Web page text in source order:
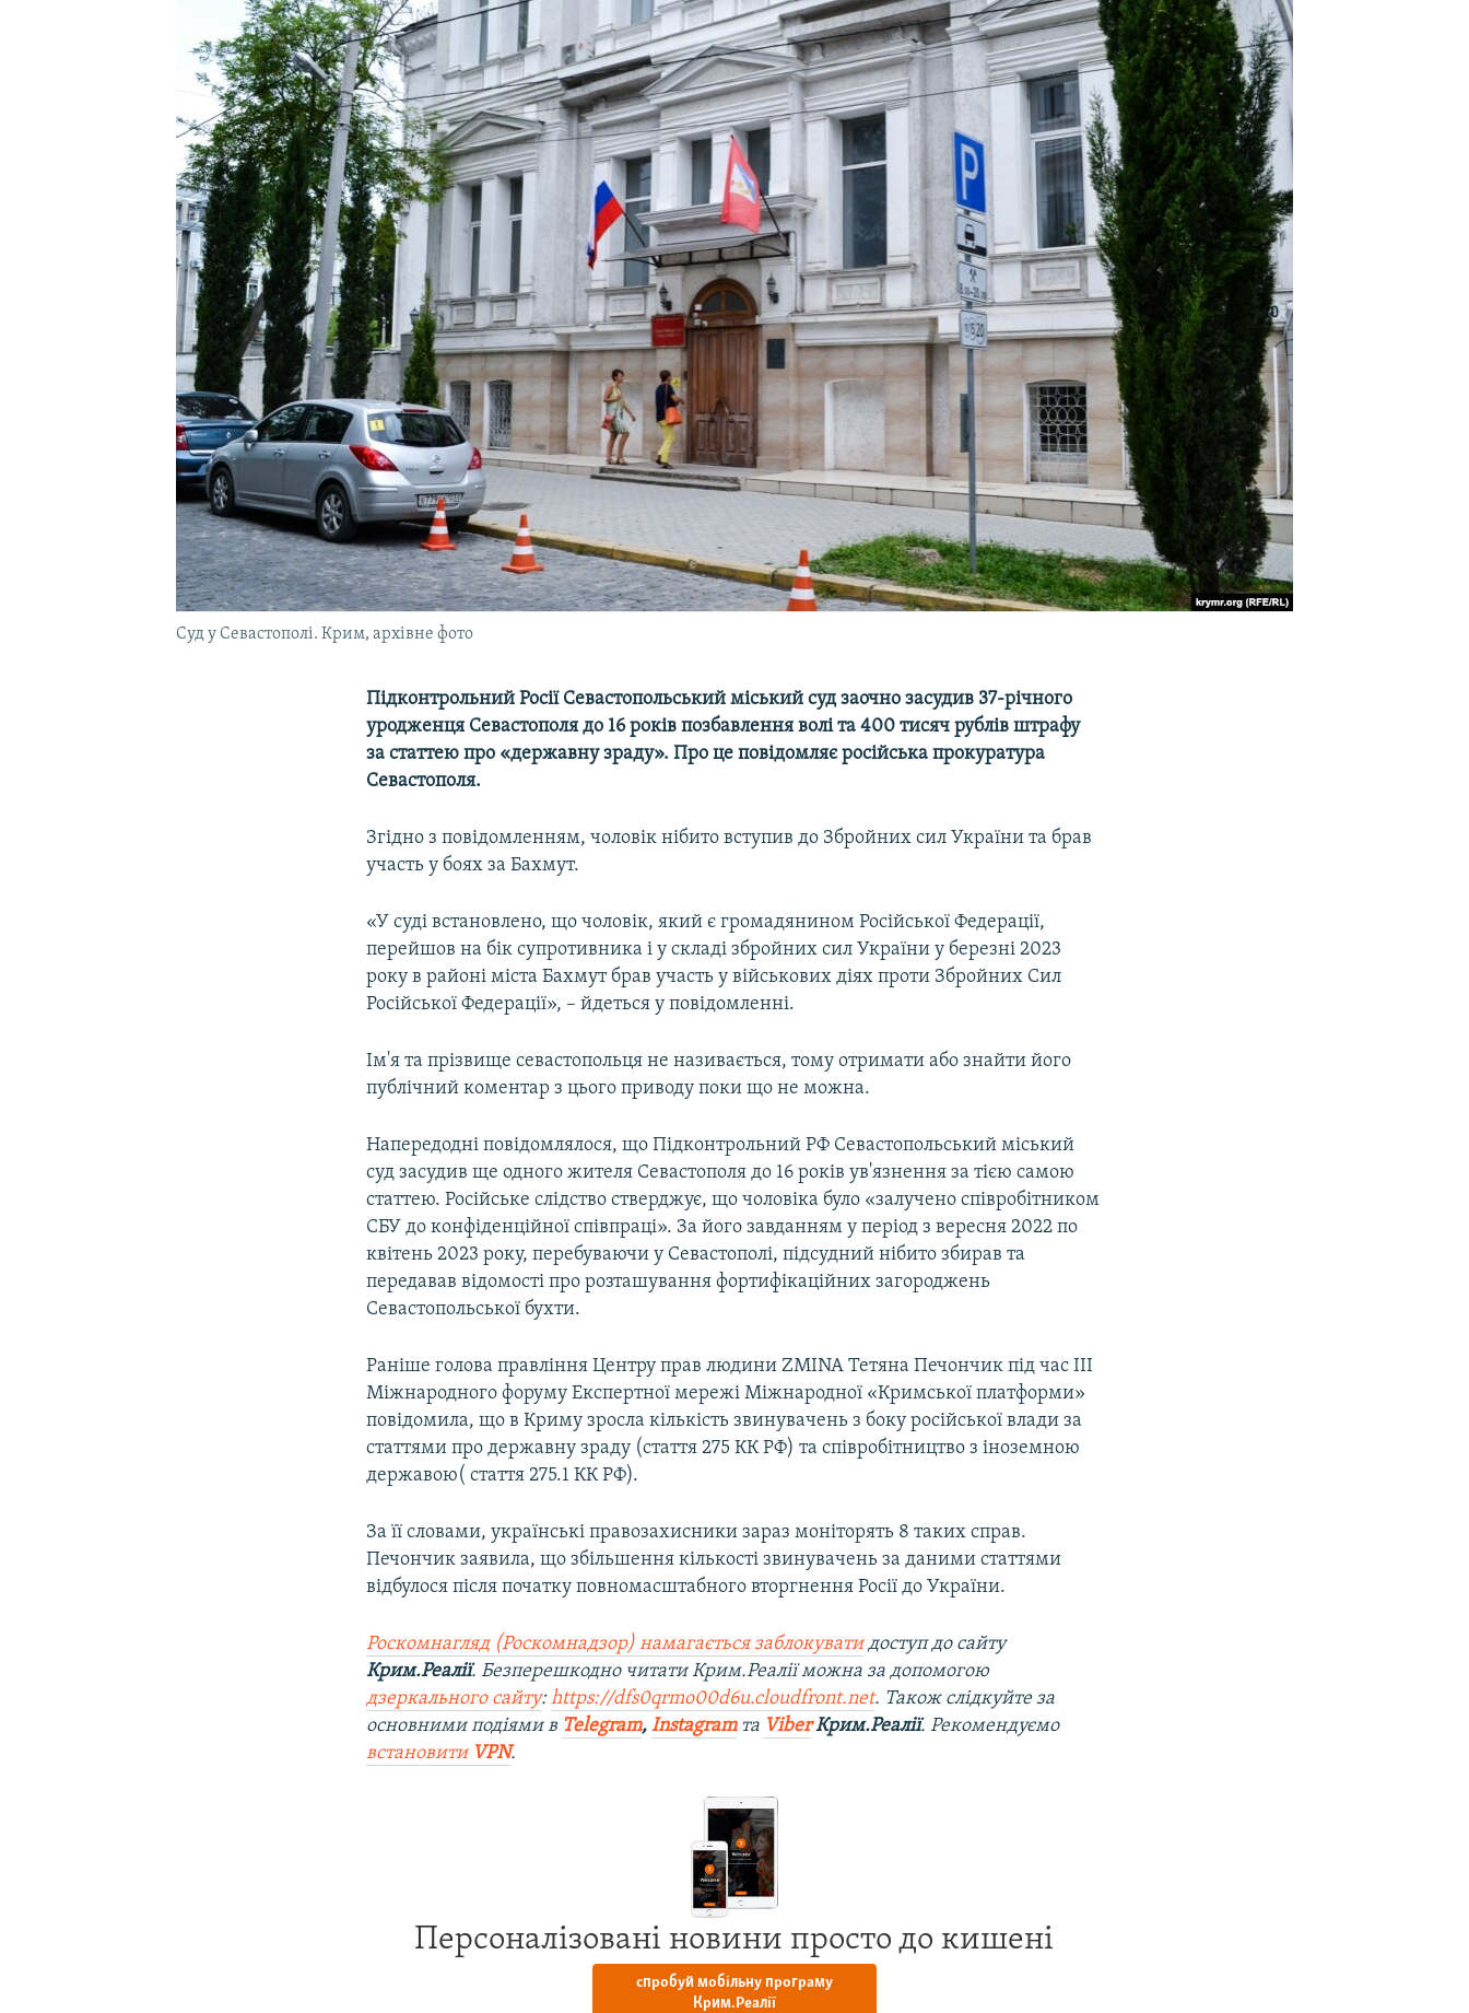
УКРАЇНСЬКА ПРОБЛЕМА КРИМУ
Суд у Севастополі. Крим, архівне фото
Підконтрольний Росії Севастопольський міський суд заочно засудив 37-річного
уродженця Севастополя до 16 років позбавлення волі та 400 тисяч рублів штрафу
за статтею про «державну зраду». Про це повідомляє російська прокуратура
Севастополя.
Згідно з повідомленням, чоловік нібито вступив до Збройних сил України та брав
участь у боях за Бахмут.
«У суді встановлено, що чоловік, який є громадянином Російської Федерації,
перейшов на бік супротивника і у складі збройних сил України у березні 2023
року в районі міста Бахмут брав участь у військових діях проти Збройних Сил
Російської Федерації», – йдеться у повідомленні.
Ім'я та прізвище севастопольця не називається, тому отримати або знайти його
публічний коментар з цього приводу поки що не можна.
Напередодні повідомлялося, що Підконтрольний РФ Севастопольський міський
суд засудив ще одного жителя Севастополя до 16 років ув'язнення за тією самою
статтею. Російське слідство стверджує, що чоловіка було «залучено співробітником
СБУ до конфіденційної співпраці». За його завданням у період з вересня 2022 по
квітень 2023 року, перебуваючи у Севастополі, підсудний нібито збирав та
передавав відомості про розташування фортифікаційних загороджень
Севастопольської бухти.
Раніше голова правління Центру прав людини ZMINA Тетяна Печончик під час ІІІ
Міжнародного форуму Експертної мережі Міжнародної «Кримської платформи»
повідомила, що в Криму зросла кількість звинувачень з боку російської влади за
статтями про державну зраду (стаття 275 КК РФ) та співробітництво з іноземною
державою( стаття 275.1 КК РФ).
За її словами, українські правозахисники зараз моніторять 8 таких справ.
Печончик заявила, що збільшення кількості звинувачень за даними статтями
відбулося після початку повномасштабного вторгнення Росії до України.
Роскомнагляд (Роскомнадзор) намагається заблокуватидоступ до сайту
Крим.Реалії. Безперешкодно читати Крим.Реалії можна за допомогою
дзеркального сайту:https://dfs0qrmo00d6u.cloudfront.net. Також слідкуйте за
основними подіями в Telegram,Instagramта ViberКрим.Реалії. Рекомендуємо
встановити VPN.
Персоналізовані новини просто до кишені
спробуй мобільну програму
Крим.Реалії